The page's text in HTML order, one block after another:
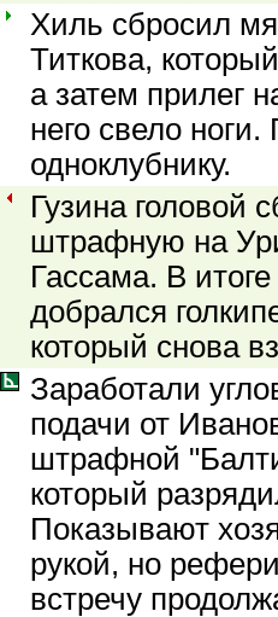
Хиль сбросил
Титкова,
а затем прилег
него свело
одноклубнику.
Гузина головой
штрафную на
Гассама. В
добрался
который снова
Заработали
подачи от
штрафной
который
Показывают
рукой, но
встречу